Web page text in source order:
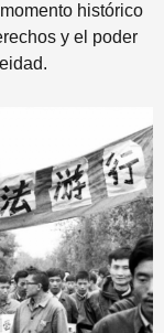
histórico
y el poder